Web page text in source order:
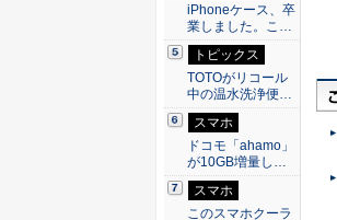
iPhoneケース、卒
業しました。こ…
トピックス
TOTOがリコール
中の温水洗浄便…
スマホ
ドコモ「ahamo」
が10GB増量し…
スマホ
このスマホクーラ